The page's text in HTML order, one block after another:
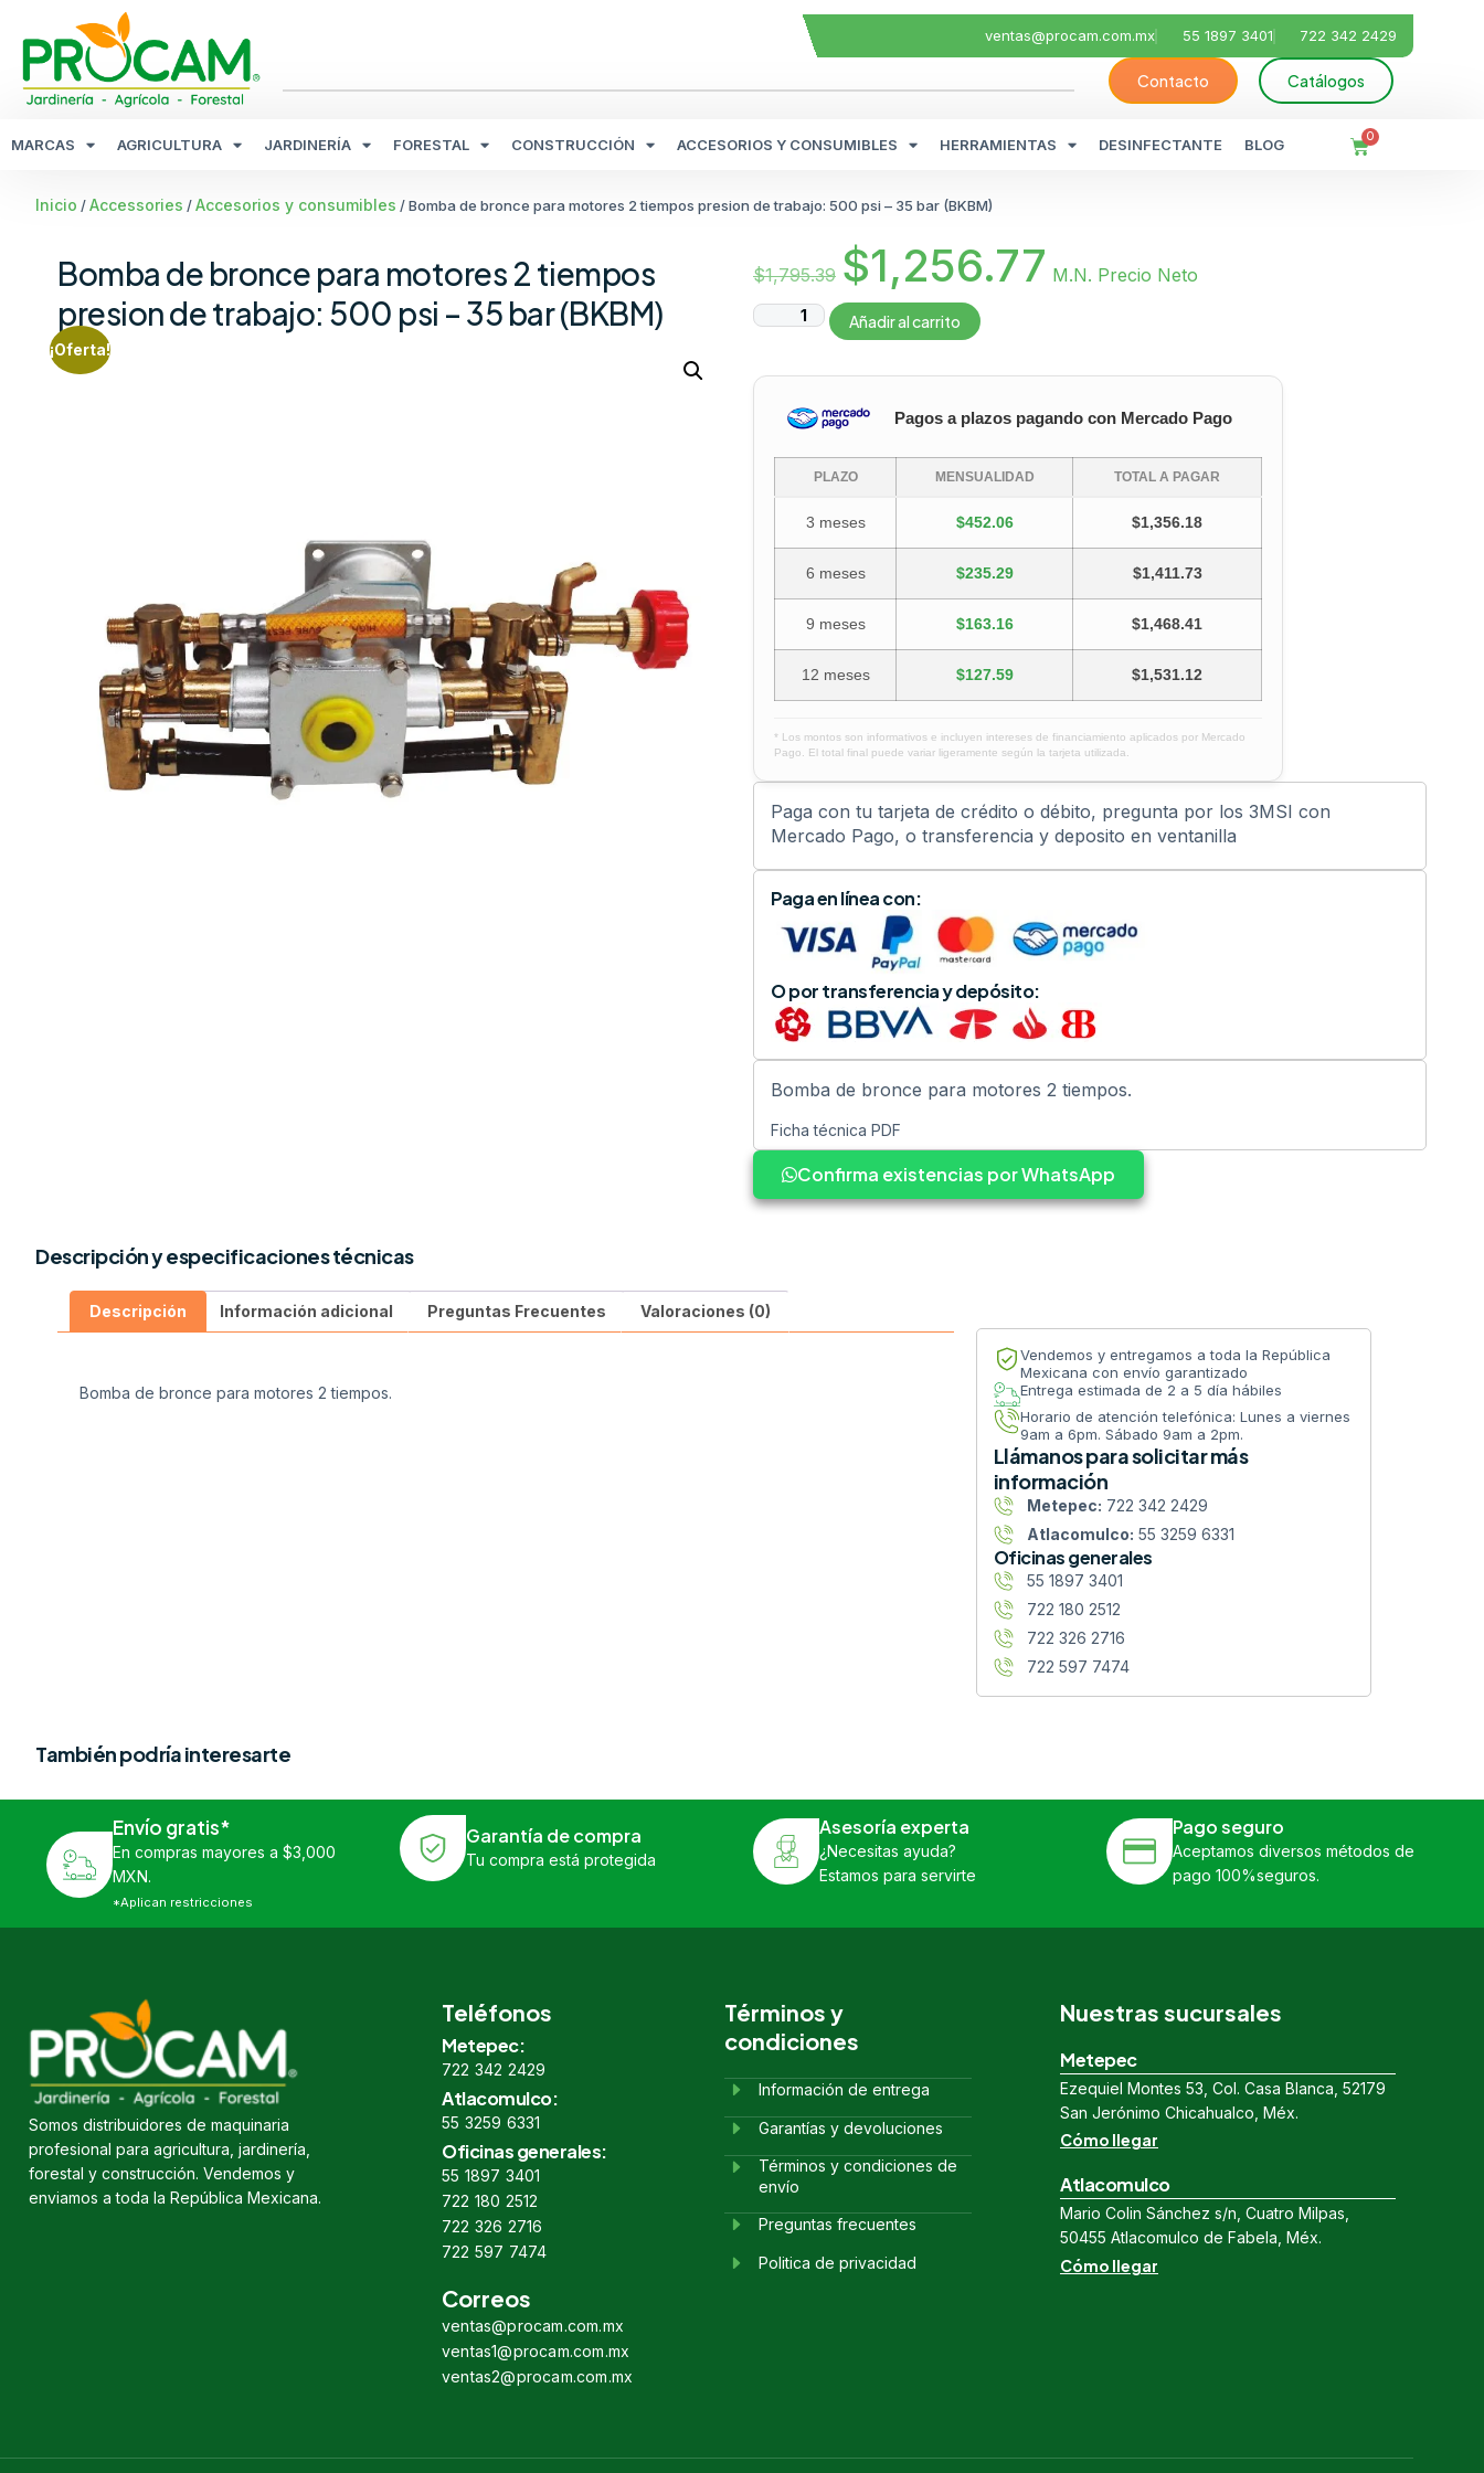
ventas@procam.com.mx 55 1897 3401 722 342 2429
Contacto Catálogos
MARCAS AGRICULTURA JARDINERÍA FORESTAL CONSTRUCCIÓN ACCESORIOS Y CONSUMIBLES HERRAMIENTAS DESINFECTANTE BLOG 0
Inicio /Accessories /Accesorios y consumibles / Bomba de bronce para motores 2 tiempos presion de trabajo: 500 psi – 35 bar (BKBM)
Bomba de bronce para motores 2 tiempos
presion de trabajo: 500 psi – 35 bar (BKBM)
¡Oferta!
$1,795.39 $1,256.77 M.N. Precio Neto
Añadir al carrito
Pagos a plazos pagando con Mercado Pago
PLAZO MENSUALIDAD TOTAL A PAGAR
3 meses $452.06 $1,356.18
6 meses $235.29 $1,411.73
9 meses $163.16 $1,468.41
12 meses $127.59 $1,531.12
* Los montos son informativos e incluyen intereses de financiamiento aplicados por Mercado
Pago. El total final puede variar ligeramente según la tarjeta utilizada.
Paga con tu tarjeta de crédito o débito, pregunta por los 3MSI con
Mercado Pago, o transferencia y deposito en ventanilla
Paga en línea con:
O por transferencia y depósito:
Bomba de bronce para motores 2 tiempos.
Ficha técnica PDF
Confirma existencias por WhatsApp
Descripción y especificaciones técnicas
Descripción Información adicional Preguntas Frecuentes Valoraciones (0)
Bomba de bronce para motores 2 tiempos.
Vendemos y entregamos a toda la República
Mexicana con envío garantizado
Entrega estimada de 2 a 5 día hábiles
Horario de atención telefónica: Lunes a viernes
9am a 6pm. Sábado 9am a 2pm.
Llámanos para solicitar más
información
Metepec: 722 342 2429
Atlacomulco: 55 3259 6331
Oficinas generales
55 1897 3401
722 180 2512
722 326 2716
722 597 7474
También podría interesarte
Envío gratis*
En compras mayores a $3,000
MXN.
*Aplican restricciones
Garantía de compra
Tu compra está protegida
Asesoría experta
¿Necesitas ayuda?
Estamos para servirte
Pago seguro
Aceptamos diversos métodos de
pago 100%seguros.
Somos distribuidores de maquinaria
profesional para agricultura, jardinería,
forestal y construcción. Vendemos y
enviamos a toda la República Mexicana.
Teléfonos
Metepec:
722 342 2429
Atlacomulco:
55 3259 6331
Oficinas generales:
55 1897 3401
722 180 2512
722 326 2716
722 597 7474
Correos
ventas@procam.com.mx
ventas1@procam.com.mx
ventas2@procam.com.mx
Términos y
condiciones
Información de entrega
Garantías y devoluciones
Términos y condiciones de
envío
Preguntas frecuentes
Politica de privacidad
Nuestras sucursales
Metepec
Ezequiel Montes 53, Col. Casa Blanca, 52179
San Jerónimo Chicahualco, Méx.
Cómo llegar
Atlacomulco
Mario Colin Sánchez s/n, Cuatro Milpas,
50455 Atlacomulco de Fabela, Méx.
Cómo llegar